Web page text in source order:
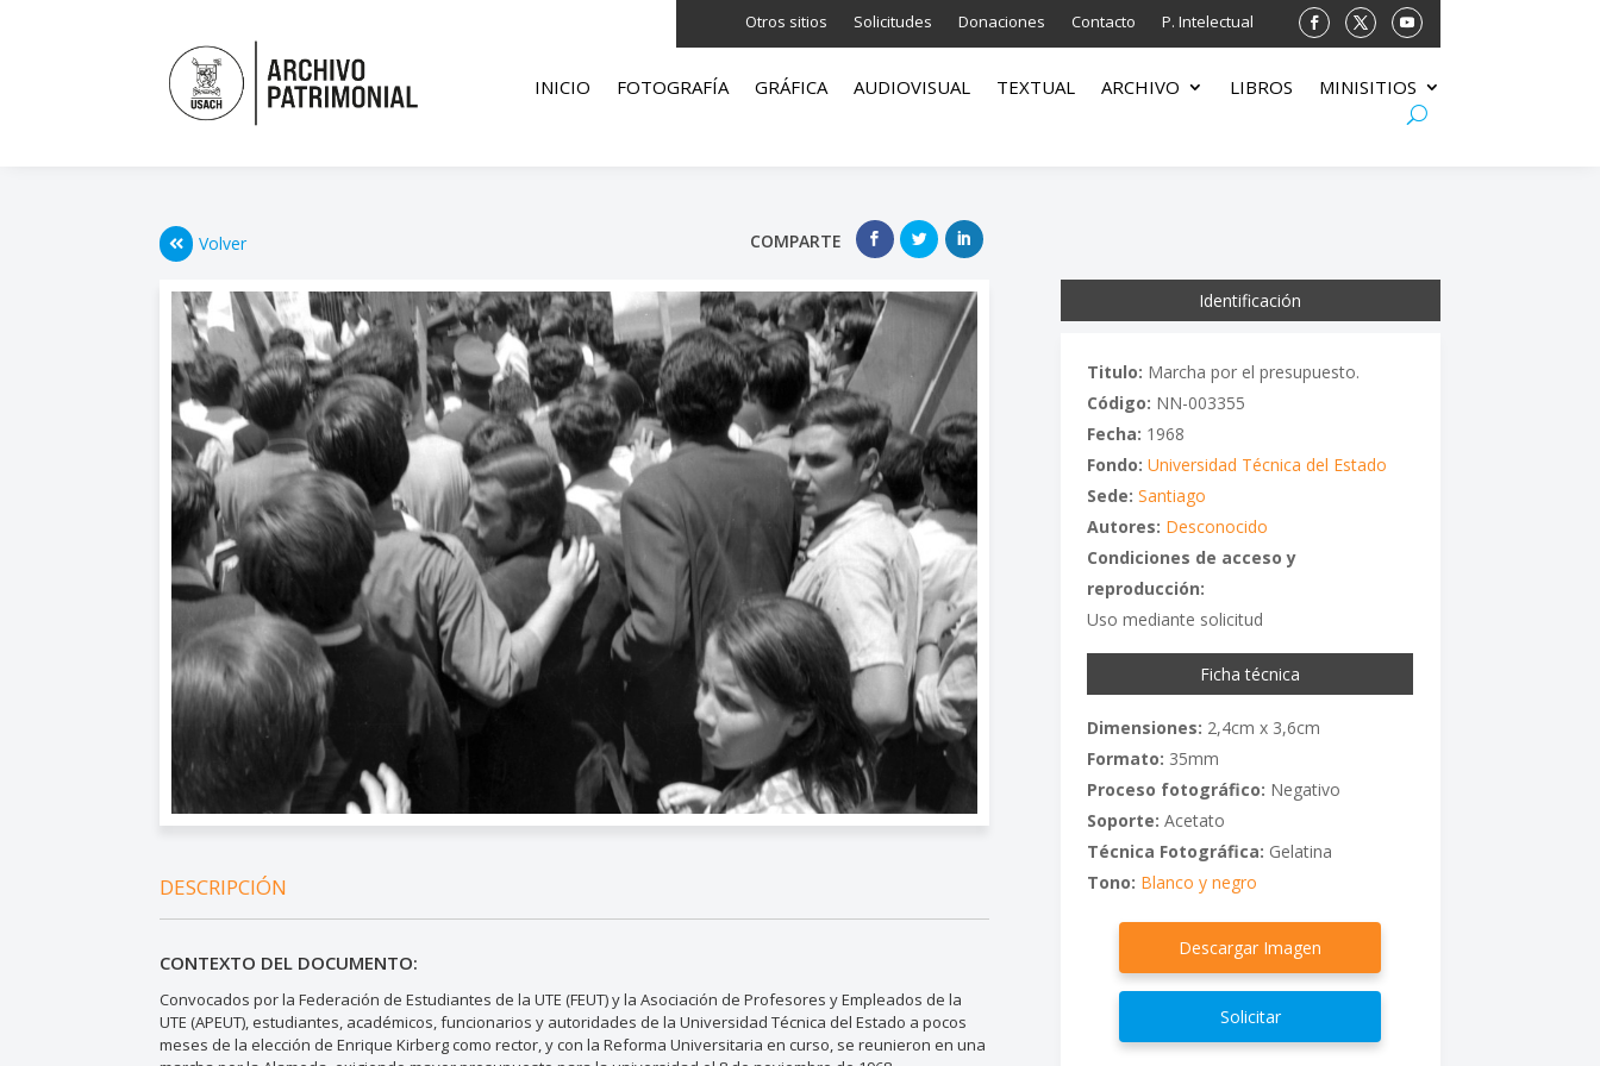
Otros sitios Solicitudes Donaciones Contacto P. Intelectual
INICIO FOTOGRAFÍA GRÁFICA AUDIOVISUAL TEXTUAL ARCHIVO LIBROS MINISITIOS
Volver COMPARTE
DESCRIPCIÓN
CONTEXTO DEL DOCUMENTO:
Convocados por la Federación de Estudiantes de la UTE (FEUT) y la Asociación de Profesores y Empleados de la
UTE (APEUT), estudiantes, académicos, funcionarios y autoridades de la Universidad Técnica del Estado a pocos
meses de la elección de Enrique Kirberg como rector, y con la Reforma Universitaria en curso, se reunieron en una
Identificación
Titulo: Marcha por el presupuesto.
Código: NN-003355
Fecha: 1968
Fondo: Universidad Técnica del Estado
Sede: Santiago
Autores: Desconocido
Condiciones de acceso y
reproducción:
Uso mediante solicitud
Ficha técnica
Dimensiones: 2,4cm x 3,6cm
Formato: 35mm
Proceso fotográfico: Negativo
Soporte: Acetato
Técnica Fotográfica: Gelatina
Tono: Blanco y negro
Descargar Imagen
Solicitar